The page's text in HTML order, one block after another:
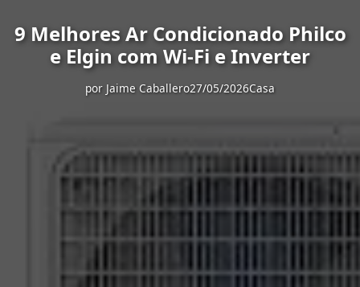
9 Melhores Ar Condicionado Philco
e Elgin com Wi-Fi e Inverter
por Jaime Caballero27/05/2026Casa